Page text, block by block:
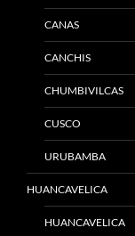
CANAS
CANCHIS
CHUMBIVILCAS
CUSCO
URUBAMBA
HUANCAVELICA
HUANCAVELICA